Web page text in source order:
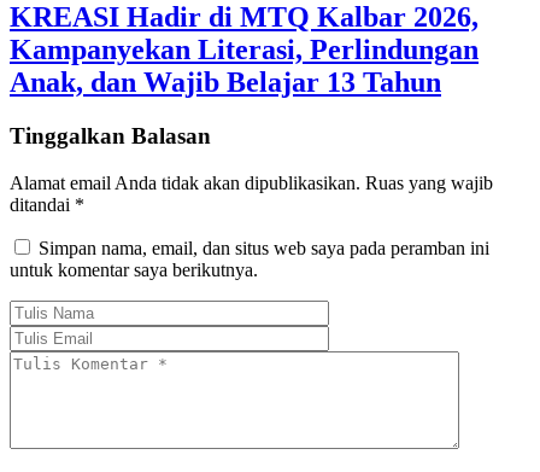
KREASI Hadir di MTQ Kalbar 2026,
Kampanyekan Literasi, Perlindungan
Anak, dan Wajib Belajar 13 Tahun
Tinggalkan Balasan
Alamat email Anda tidak akan dipublikasikan. Ruas yang wajib
ditandai *
Simpan nama, email, dan situs web saya pada peramban ini
untuk komentar saya berikutnya.